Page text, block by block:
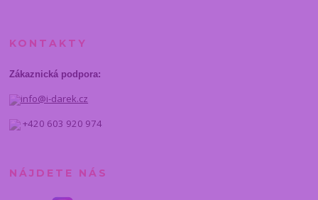
KONTAKTY
Zákaznická podpora:
info@i-darek.cz
+420 603 920 974
NÁJDETE NÁS